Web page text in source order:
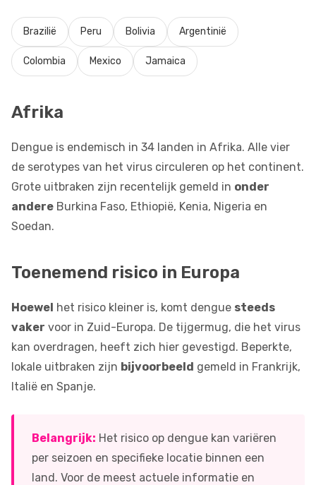
Brazilië Peru Bolivia Argentinië
Colombia Mexico Jamaica
Afrika
Dengue is endemisch in 34 landen in Afrika. Alle vier
de serotypes van het virus circuleren op het continent.
Grote uitbraken zijn recentelijk gemeld in onder
andere Burkina Faso, Ethiopië, Kenia, Nigeria en
Soedan.
Toenemend risico in Europa
Hoewel het risico kleiner is, komt dengue steeds
vaker voor in Zuid-Europa. De tijgermug, die het virus
kan overdragen, heeft zich hier gevestigd. Beperkte,
lokale uitbraken zijn bijvoorbeeld gemeld in Frankrijk,
Italië en Spanje.
Belangrijk: Het risico op dengue kan variëren
per seizoen en specifieke locatie binnen een
land. Voor de meest actuele informatie en